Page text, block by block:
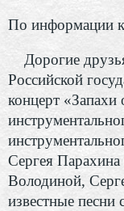
По информации
Дорогие
Российской
концерт «Запахи
Сергея
Володиной,
известные песни